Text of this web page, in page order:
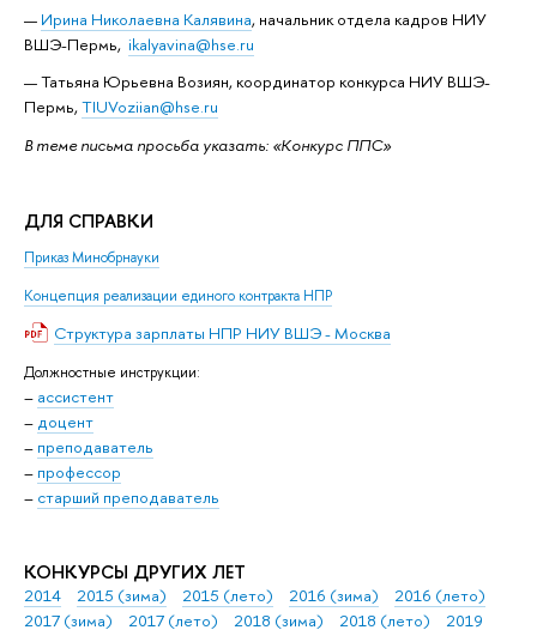
Ирина Николаевна Калявина, начальник отдела кадров НИУ
ВШЭ-Пермь, ikalyavina@hse.ru
Татьяна Юрьевна Возиян, координатор конкурса НИУ ВШЭ-
Пермь,TIUVoziian@hse.ru
В теме письма просьба указать: «Конкурс ППС»
ДЛЯ СПРАВКИ
Приказ Минобрнауки
Концепция реализации единого контракта НПР
Структура зарплаты НПР НИУ ВШЭ - Москва
Должностные инструкции:
– ассистент
– доцент
– преподаватель
– профессор
– старший преподаватель
КОНКУРСЫ ДРУГИХ ЛЕТ
2014 2015 (зима) 2015 (лето) 2016 (зима)
2016 (лето)
2017 (зима)
2017 (лето) 2018 (зима) 2018 (лето)
2019